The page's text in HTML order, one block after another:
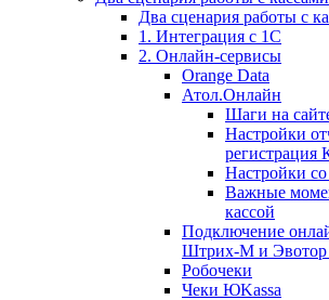
Два сценария работы с
1. Интеграция с 1С
2. Онлайн-сервисы
Orange Data
Атол.Онлайн
Шаги на
Настройки
регистрация
Настройки
Важные
кассой
Подключение
Штрих-М и Эвотор
Робочеки
Чеки ЮKassa